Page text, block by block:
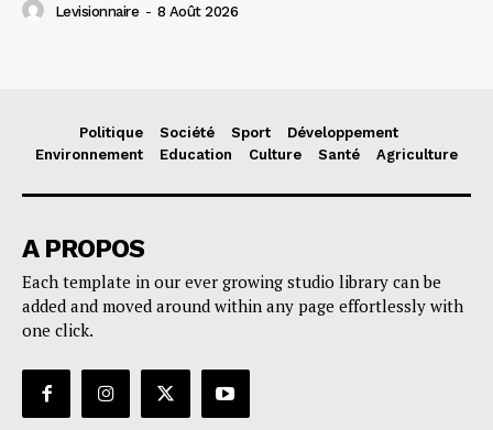
Levisionnaire - 8 Août 2026
Politique Société Sport
Développement
Environnement
Education Culture Santé Agriculture
A PROPOS
Each template in our ever growing studio library can be
added and moved around within any page effortlessly with
one click.